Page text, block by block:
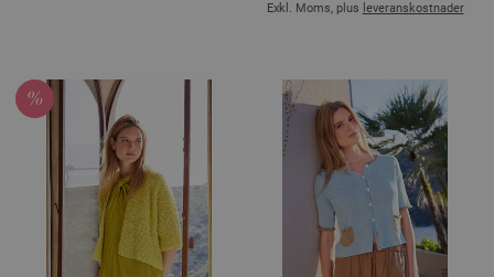
Exkl. Moms, plus leveranskostnader